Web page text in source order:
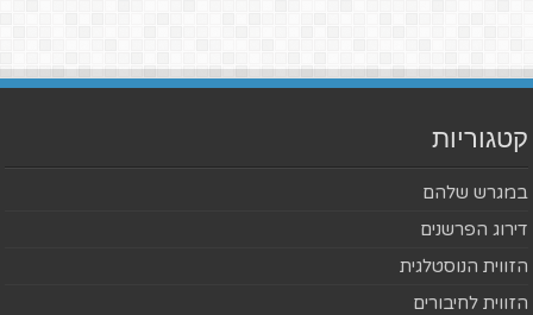
קטגוריות
במגרש שלהם
דירוג הפרשנים
הזווית הנוסטלגית
הזווית לחיבורים